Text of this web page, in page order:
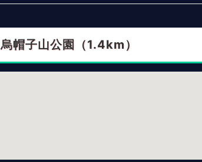
烏帽子山公園（1.4km）